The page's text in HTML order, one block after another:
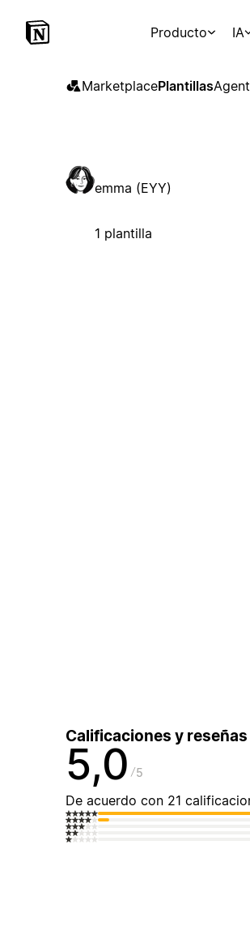
Producto IA
MarketplacePlantillas
emma (EYY)
1 plantilla
Calificaciones y reseñas
5,0 5
De acuerdo con 21